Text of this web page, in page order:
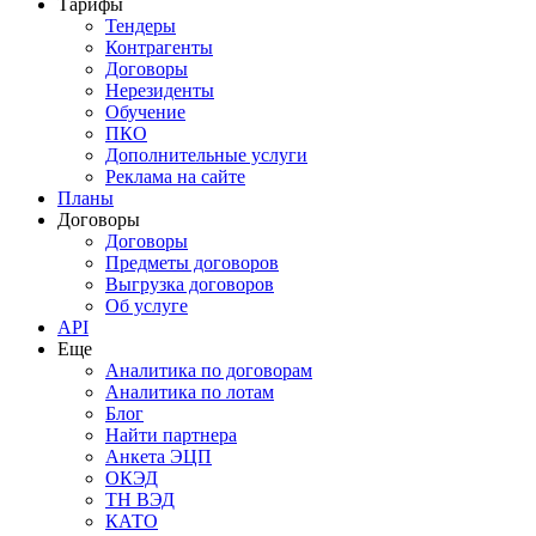
Тарифы
Тендеры
Контрагенты
Договоры
Нерезиденты
Обучение
ПКО
Дополнительные услуги
Реклама на сайте
Планы
Договоры
Договоры
Предметы договоров
Выгрузка договоров
Об услуге
API
Еще
Аналитика по договорам
Аналитика по лотам
Блог
Найти партнера
Анкета ЭЦП
ОКЭД
ТН ВЭД
КАТО